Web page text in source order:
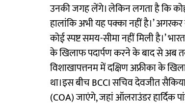
उनकी जगह लेंगे। लेकिन लगता है कि
हालांकि अभी यह पक्का नहीं है।’
कोई स्पष्ट समय-सीमा नहीं मिली है।’
के खिलाफ पदार्पण करने के बाद से अब
विशाखापत्तनम में दक्षिण अफ्रीका के
था।इस बीच BCCI सचिव देवजीत
(COA) जाएंगे, जहां ऑलराउंडर हार्दिक